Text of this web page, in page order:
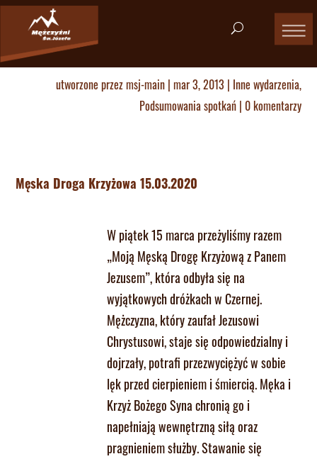
utworzone przezmsj-main| mar 3, 2013 | Inne wydarzenia,
Podsumowania spotkań| 0 komentarzy
Męska Droga Krzyżowa 15.03.2020
W piątek 15 marca przeżyliśmy razem
„Moją Męską Drogę Krzyżową z Panem
Jezusem”, która odbyła się na
wyjątkowych dróżkach w Czernej.
Mężczyzna, który zaufał Jezusowi
Chrystusowi, staje się odpowiedzialny i
dojrzały, potrafi przezwyciężyć w sobie
lęk przed cierpieniem i śmiercią. Męka i
Krzyż Bożego Syna chronią go i
napełniają wewnętrzną siłą oraz
pragnieniem służby. Stawanie się